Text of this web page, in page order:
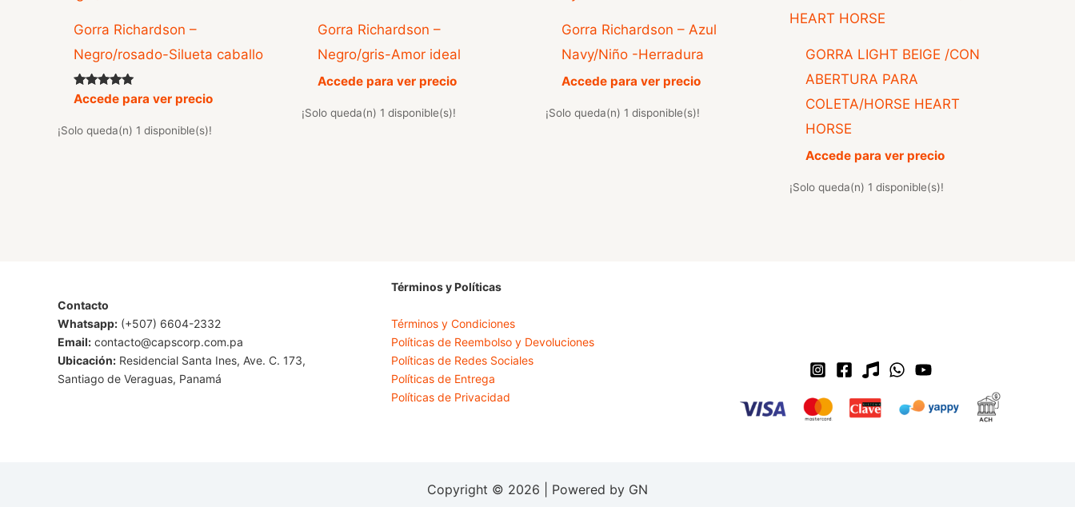
Gorra Richardson –
Negro/rosado-Silueta caballo
Valorado
con
de 5
Accede para ver precio
¡Solo queda(n) 1 disponible(s)!
Gorra Richardson –
Negro/gris-Amor ideal
Accede para ver precio
¡Solo queda(n) 1 disponible(s)!
Gorra Richardson – Azul
Navy/Niño -Herradura
Accede para ver precio
¡Solo queda(n) 1 disponible(s)!
GORRA LIGHT BEIGE /CON
ABERTURA PARA
COLETA/HORSE HEART
HORSE
Accede para ver precio
¡Solo queda(n) 1 disponible(s)!
Contacto
Whatsapp: (+507) 6604-2332
Email: contacto@capscorp.com.pa
Ubicación: Residencial Santa Ines, Ave. C. 173,
Santiago de Veraguas, Panamá
Términos y Políticas
Términos y Condiciones
Políticas de Reembolso y Devoluciones
Políticas de Redes Sociales
Políticas de Entrega
Políticas de Privacidad
Copyright © 2026 | Powered by GN